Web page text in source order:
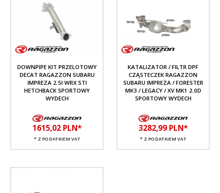
DOWNPIPE KIT PRZELOTOWY
DECAT RAGAZZON SUBARU
IMPREZA 2.5I WRX STI
HETCHBACK SPORTOWY
WYDECH
1615,02 PLN*
* Z PODATKIEM VAT
KATALIZATOR / FILTR DPF
CZĄSTECZEK RAGAZZON
SUBARU IMPREZA / FORESTER
MK3 / LEGACY / XV MK1 2.0D
SPORTOWY WYDECH
3282,99 PLN*
* Z PODATKIEM VAT